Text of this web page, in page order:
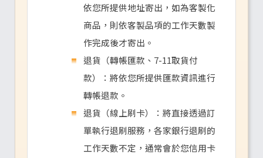
依您所提供地址寄出，如為客製化
商品，則依客製品項的工作天數製
作完成後才寄出。
退貨（轉帳匯款、7-11取貨付
款）：將依您所提供匯款資訊進行
轉帳退款。
退貨（線上刷卡）：將直接透過訂
單執行退刷服務，各家銀行退刷的
工作天數不定，通常會於您信用卡